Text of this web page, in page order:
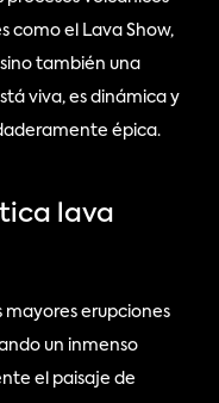
como el Lava Show,
también una
viva, es dinámica y
épica.
lava
mayores erupciones
un inmenso
el paisaje de